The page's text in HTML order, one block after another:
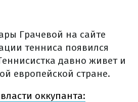
Грачевой на сайте
тенниса появился
давно живет и
европейской стране.
оккупанта: